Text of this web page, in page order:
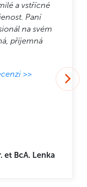
a vstřícné
Paní
na svém
příjemná
>>
et BcA. Lenka